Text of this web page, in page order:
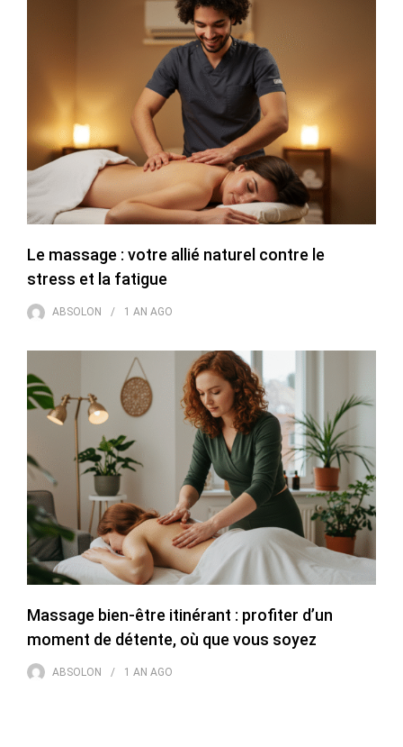
Le massage : votre allié naturel contre le
stress et la fatigue
ABSOLON 1 AN AGO
Massage bien-être itinérant : profiter d’un
moment de détente, où que vous soyez
ABSOLON 1 AN AGO